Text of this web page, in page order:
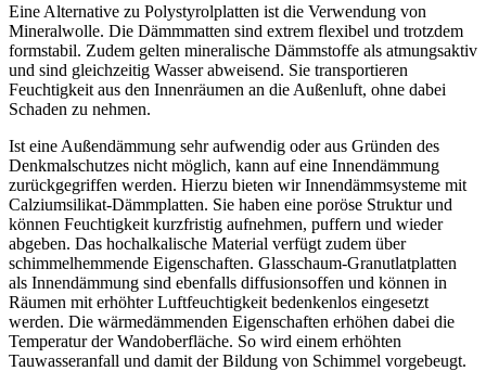
Eine Alternative zu Polystyrolplatten ist die Verwendung von
Mineralwolle. Die Dämmmatten sind extrem flexibel und trotzdem
formstabil. Zudem gelten mineralische Dämmstoffe als atmungsaktiv
und sind gleichzeitig Wasser abweisend. Sie transportieren
Feuchtigkeit aus den Innenräumen an die Außenluft, ohne dabei
Schaden zu nehmen.
Ist eine Außendämmung sehr aufwendig oder aus Gründen des
Denkmalschutzes nicht möglich, kann auf eine Innendämmung
zurückgegriffen werden. Hierzu bieten wir Innendämmsysteme mit
Calziumsilikat-Dämmplatten. Sie haben eine poröse Struktur und
können Feuchtigkeit kurzfristig aufnehmen, puffern und wieder
abgeben. Das hochalkalische Material verfügt zudem über
schimmelhemmende Eigenschaften. Glasschaum-Granutlatplatten
als Innendämmung sind ebenfalls diffusionsoffen und können in
Räumen mit erhöhter Luftfeuchtigkeit bedenkenlos eingesetzt
werden. Die wärmedämmenden Eigenschaften erhöhen dabei die
Temperatur der Wandoberfläche. So wird einem erhöhten
Tauwasseranfall und damit der Bildung von Schimmel vorgebeugt.